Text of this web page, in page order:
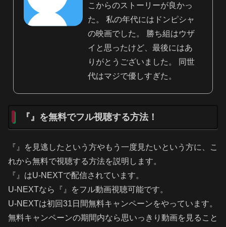
こからのストーリーが良かっ
た。 私の年代にはドンピシャ
の映画でした。 勝ち組はウザ
イと思ったけど、最後にはあ
りがとうございました。 同世
代はマジで優しすぎた。
『』を無料でフル視聴する方法！
『』を見逃したという方やもう一度見たいという方に、こ
れから無料で視聴する方法を説明します。
『』はU-NEXTで配信されています。
U-NEXTなら『』をフル動画視聴可能です。
U-NEXTは初回31日間無料キャンペーンをやっています。
無料キャンペーンの期間内なら思いっきり動画を見ること